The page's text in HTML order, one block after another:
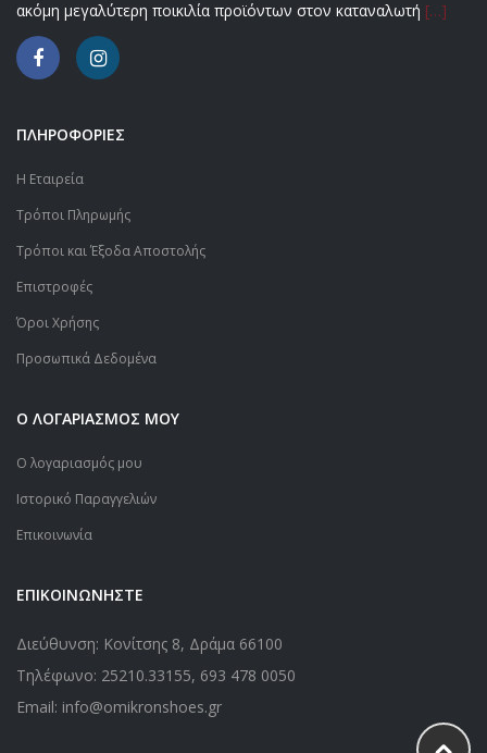
ακόμη μεγαλύτερη ποικιλία προϊόντων στον καταναλωτή […]
ΠΛΗΡΟΦΟΡΙΕΣ
Η Εταιρεία
Τρόποι Πληρωμής
Τρόποι και Έξοδα Αποστολής
Επιστροφές
Όροι Χρήσης
Προσωπικά Δεδομένα
Ο ΛΟΓΑΡΙΑΣΜΟΣ ΜΟΥ
Ο λογαριασμός μου
Ιστορικό Παραγγελιών
Επικοινωνία
ΕΠΙΚΟΙΝΩΝΗΣΤΕ
Διεύθυνση: Κονίτσης 8, Δράμα 66100
Τηλέφωνο: 25210.33155, 693 478 0050
Email: info@omikronshoes.gr